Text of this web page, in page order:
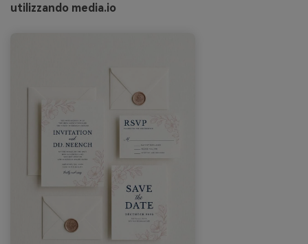
utilizzando media.io